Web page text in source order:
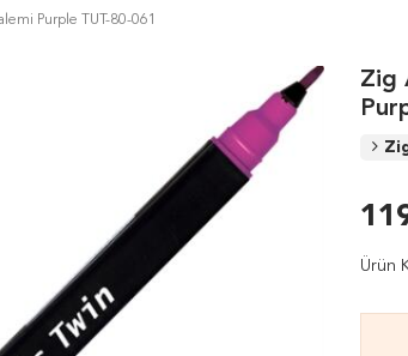
Purple TUT-80-061
Zig
Ürün